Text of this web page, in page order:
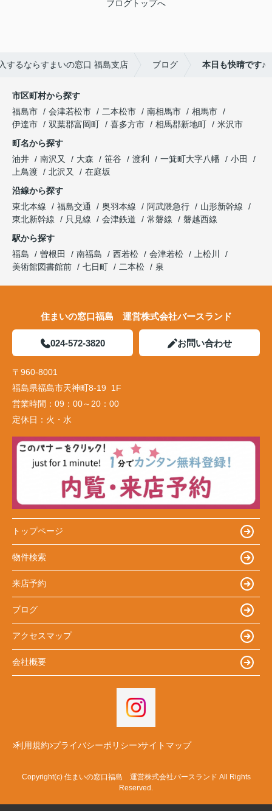
ブログトップへ
するならすまいの窓口 福島支店 ブログ 本日も快晴です♪
市区町村から探す
福島市
会津若松市 二本松市 南相馬市
相馬市
伊達市
双葉郡富岡町 喜多方市 相馬郡新地町
米沢市
町名から探す
油井
南沢又 大森 笹谷 渡利 一箕町大字八幡
小田
上鳥渡
北沢又
在庭坂
沿線から探す
東北本線
福島交通 奥羽本線 阿武隈急行
山形新幹線
東北新幹線
只見線 会津鉄道 常磐線
磐越西線
駅から探す
福島
曽根田 南福島 西若松 会津若松
上松川
美術館図書館前
七日町 二本松 泉
住まいの窓口福島 運営株式会社バースランド
024-572-3820 お問い合わせ
〒960-8001
福島県福島市天神町8-19 1F
営業時間： 09：00～20：00
定休日： 火・水
トップページ
物件検索
来店予約
ブログ
アクセスマップ
会社概要
利用規約 プライバシーポリシー サイトマップ
Copyright(c) 住まいの窓口福島 運営株式会社バースランド All Rights
Reserved.